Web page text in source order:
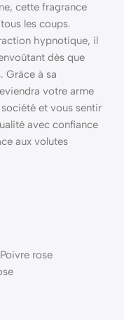
cette fragrance
les coups.
hypnotique, il
dès que
Grâce à sa
votre arme
et vous sentir
avec confiance
aux volutes
rose